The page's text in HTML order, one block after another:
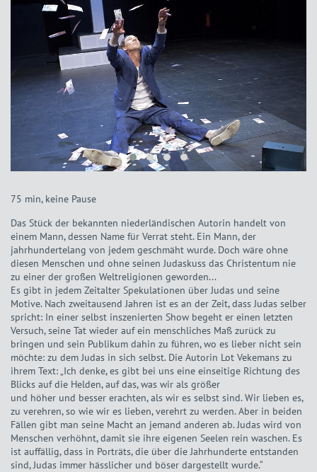
75 min, keine Pause
Das Stück der bekannten niederländischen Autorin handelt von
einem Mann, dessen Name für Verrat steht. Ein Mann, der
jahrhundertelang von jedem geschmäht wurde. Doch wäre ohne
diesen Menschen und ohne seinen Judaskuss das Christentum nie
zu einer der großen Weltreligionen geworden...
Es gibt in jedem Zeitalter Spekulationen über Judas und seine
Motive. Nach zweitausend Jahren ist es an der Zeit, dass Judas selber
spricht: In einer selbst inszenierten Show begeht er einen letzten
Versuch, seine Tat wieder auf ein menschliches Maß zurück zu
bringen und sein Publikum dahin zu führen, wo es lieber nicht sein
möchte: zu dem Judas in sich selbst. Die Autorin Lot Vekemans zu
ihrem Text: „Ich denke, es gibt bei uns eine einseitige Richtung des
Blicks auf die Helden, auf das, was wir als größer
und höher und besser erachten, als wir es selbst sind. Wir lieben es,
zu verehren, so wie wir es lieben, verehrt zu werden. Aber in beiden
Fällen gibt man seine Macht an jemand anderen ab. Judas wird von
Menschen verhöhnt, damit sie ihre eigenen Seelen rein waschen. Es
ist auffällig, dass in Porträts, die über die Jahrhunderte entstanden
sind, Judas immer hässlicher und böser dargestellt wurde.“